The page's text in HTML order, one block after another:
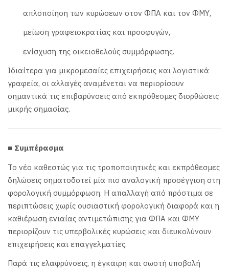
απλοποίηση των κυρώσεων στον ΦΠΑ και τον ΦΜΥ,
μείωση γραφειοκρατίας και προσφυγών,
ενίσχυση της οικειοθελούς συμμόρφωσης.
Ιδιαίτερα για μικρομεσαίες επιχειρήσεις και λογιστικά
γραφεία, οι αλλαγές αναμένεται να περιορίσουν
σημαντικά τις επιβαρύνσεις από εκπρόθεσμες διορθώσεις
μικρής σημασίας.
■ Συμπέρασμα
Το νέο καθεστώς για τις τροποποιητικές και εκπρόθεσμες
δηλώσεις σηματοδοτεί μία πιο αναλογική προσέγγιση στη
φορολογική συμμόρφωση. Η απαλλαγή από πρόστιμα σε
περιπτώσεις χωρίς ουσιαστική φορολογική διαφορά και η
καθιέρωση ενιαίας αντιμετώπισης για ΦΠΑ και ΦΜΥ
περιορίζουν τις υπερβολικές κυρώσεις και διευκολύνουν
επιχειρήσεις και επαγγελματίες.
Παρά τις ελαφρύνσεις, η έγκαιρη και σωστή υποβολή